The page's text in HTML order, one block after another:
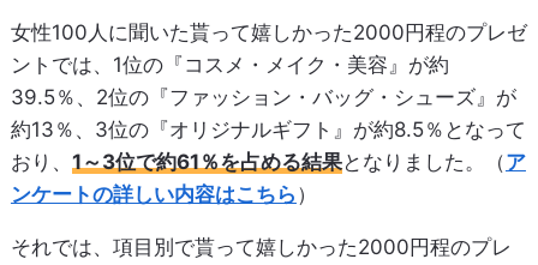
女性100人に聞いた貰って嬉しかった2000円程のプレゼ
ントでは、1位の『コスメ・メイク・美容』が約
39.5％、2位の『ファッション・バッグ・シューズ』が
約13％、3位の『オリジナルギフト』が約8.5％となって
おり、 1～3位で約61％を占める結果となりました。（ア
ンケートの詳しい内容はこちら ）
それでは、項目別で貰って嬉しかった2000円程のプレ